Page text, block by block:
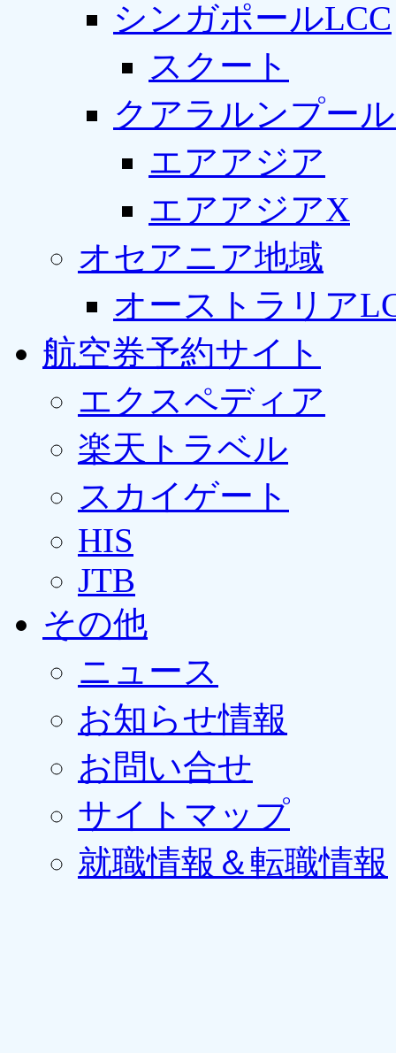
シンガポールLCC
スクート
クアラルンプー
エアアジア
エアアジアX
オセアニア地域
オーストラリア
航空券予約サイト
エクスペディア
楽天トラベル
スカイゲート
HIS
JTB
その他
ニュース
お知らせ情報
お問い合せ
サイトマップ
就職情報＆転職情報